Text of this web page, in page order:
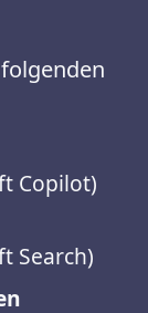
Copilot)
Search)